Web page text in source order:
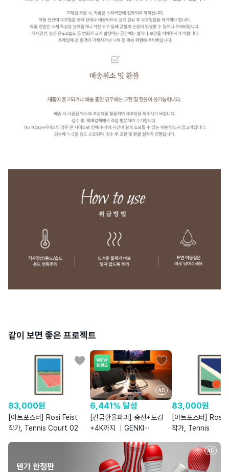
같이 보면 좋은 프로젝트
83,000원
[아트포스터] Rosi Feist
작가, Tennis Court 02
AD
6,441% 달성
[긴급환율파괴] 충전+도킹
+4K까지 ｜GENKI
83,000원
[아트포스터] Rosi
작가, Tennis
텐가 한정판
AD